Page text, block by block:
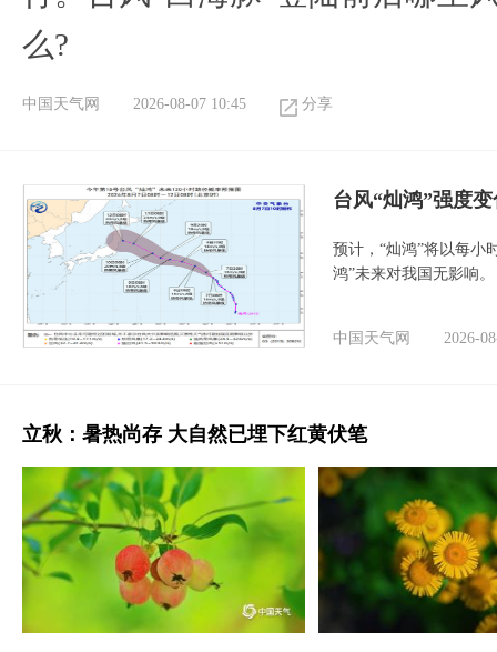
么?
中国天气网 2026-08-07 10:45 分享
台风“灿鸿”强度
预计，“灿鸿”将以每小
鸿”未来对我国无影响。
中国天气网 2026-
立秋：暑热尚存 大自然已埋下红黄伏笔